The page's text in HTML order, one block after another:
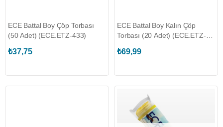
ECE Battal Boy Çöp Torbası
(50 Adet) (ECE.ETZ-433)
₺37,75
ECE Battal Boy Kalın Çöp
Torbası (20 Adet) (ECE.ETZ-
₺69,99